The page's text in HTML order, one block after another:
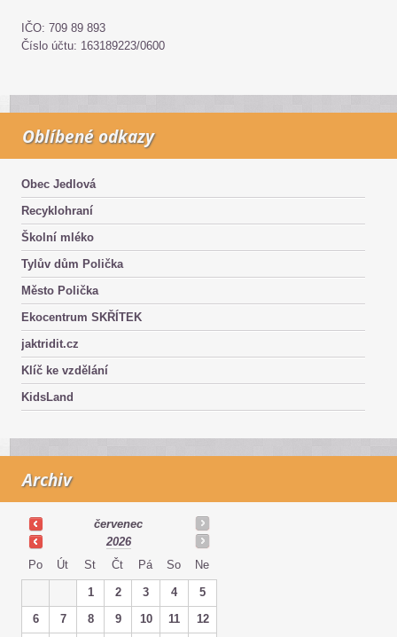
IČO: 709 89 893
Číslo účtu: 163189223/0600
Oblíbené odkazy
Obec Jedlová
Recyklohraní
Školní mléko
Tylův dům Polička
Město Polička
Ekocentrum SKŘÍTEK
jaktridit.cz
Klíč ke vzdělání
KidsLand
Archiv
červenec
2026
Po
Út St Čt Pá So Ne
1 2 3 4
5
6
7 8 9 10 11 12